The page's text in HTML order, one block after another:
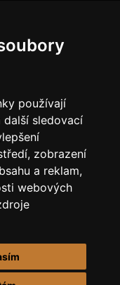
používají
sledovací
zobrazení
a reklam,
webových